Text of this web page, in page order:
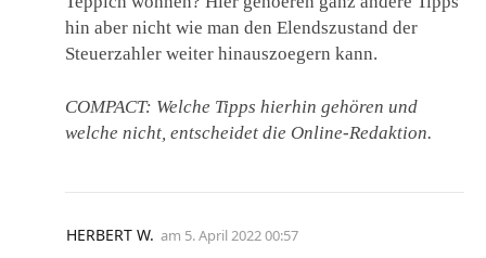
hin aber nicht wie man den Elendszustand der
Steuerzahler weiter hinauszoegern kann.
COMPACT: Welche Tipps hierhin gehören und
welche nicht, entscheidet die Online-Redaktion.
HERBERT W. am 5. April 2022 00:57